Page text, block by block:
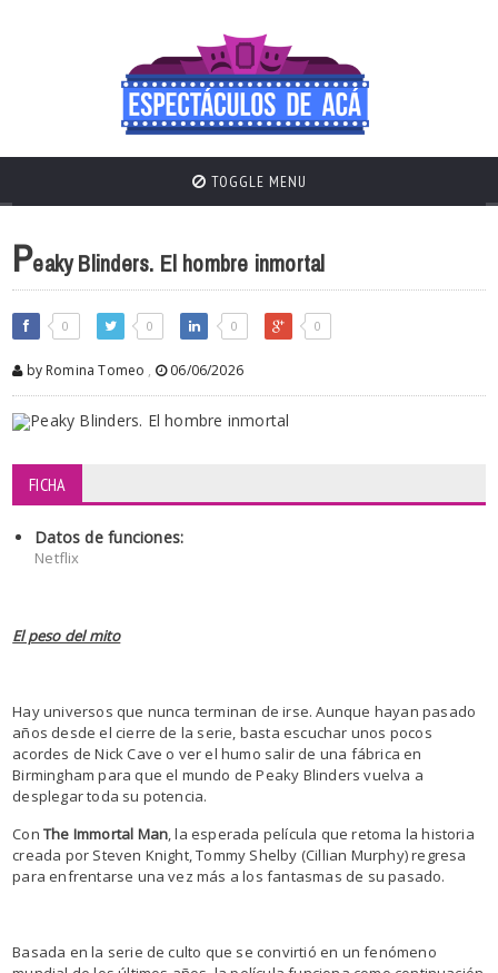
TOGGLE MENU
Peaky Blinders. El hombre inmortal
0 0 0 0
by Romina Tomeo , 06/06/2026
FICHA
Datos de funciones:
Netflix
El peso del mito
Hay universos que nunca terminan de irse. Aunque hayan pasado
años desde el cierre de la serie, basta escuchar unos pocos
acordes de Nick Cave o ver el humo salir de una fábrica en
Birmingham para que el mundo de Peaky Blinders vuelva a
desplegar toda su potencia.
Con The Immortal Man, la esperada película que retoma la historia
creada por Steven Knight, Tommy Shelby (Cillian Murphy) regresa
para enfrentarse una vez más a los fantasmas de su pasado.
Basada en la serie de culto que se convirtió en un fenómeno